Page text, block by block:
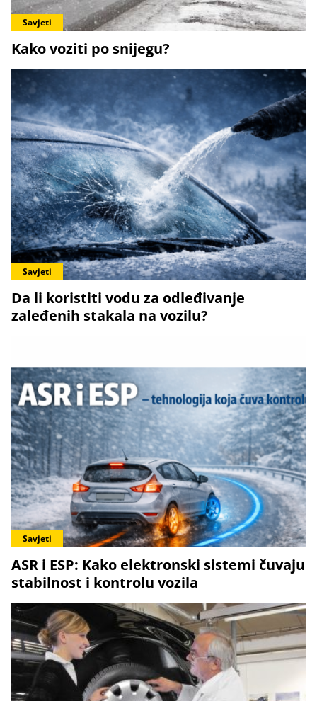
Savjeti
Kako voziti po snijegu?
Savjeti
Da li koristiti vodu za odleđivanje
zaleđenih stakala na vozilu?
Savjeti
ASR i ESP: Kako elektronski sistemi čuvaju
stabilnost i kontrolu vozila